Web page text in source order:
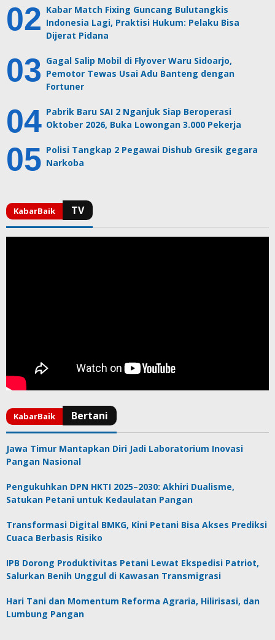
Kabar Match Fixing Guncang Bulutangkis
Indonesia Lagi, Praktisi Hukum: Pelaku Bisa
Dijerat Pidana
Gagal Salip Mobil di Flyover Waru Sidoarjo,
Pemotor Tewas Usai Adu Banteng dengan
Fortuner
Pabrik Baru SAI 2 Nganjuk Siap Beroperasi
Oktober 2026, Buka Lowongan 3.000 Pekerja
Polisi Tangkap 2 Pegawai Dishub Gresik gegara
Narkoba
Jawa Timur Mantapkan Diri Jadi Laboratorium Inovasi
Pangan Nasional
Pengukuhkan DPN HKTI 2025–2030: Akhiri Dualisme,
Satukan Petani untuk Kedaulatan Pangan
Transformasi Digital BMKG, Kini Petani Bisa Akses Prediksi
Cuaca Berbasis Risiko
IPB Dorong Produktivitas Petani Lewat Ekspedisi Patriot,
Salurkan Benih Unggul di Kawasan Transmigrasi
Hari Tani dan Momentum Reforma Agraria, Hilirisasi, dan
Lumbung Pangan